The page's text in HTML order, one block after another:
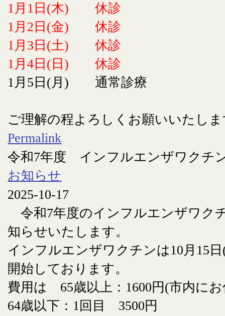
1月1日(木) 休診
1月2日(金) 休診
1月3日(土) 休診
1月4日(日) 休診
1月5日(月) 通常診療
ご理解の程よろしくお願いいたし
Permalink
令和7年度 インフルエンザワクチ
お知らせ
2025-10-17
令和7年度のインフルエンザワク
知らせいたします。
インフルエンザワクチンは10月15
開始しております。
費用は 65歳以上：1600円(市内に
64歳以下：1回目 3500円